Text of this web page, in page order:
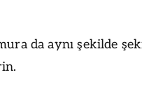
da aynı şekilde